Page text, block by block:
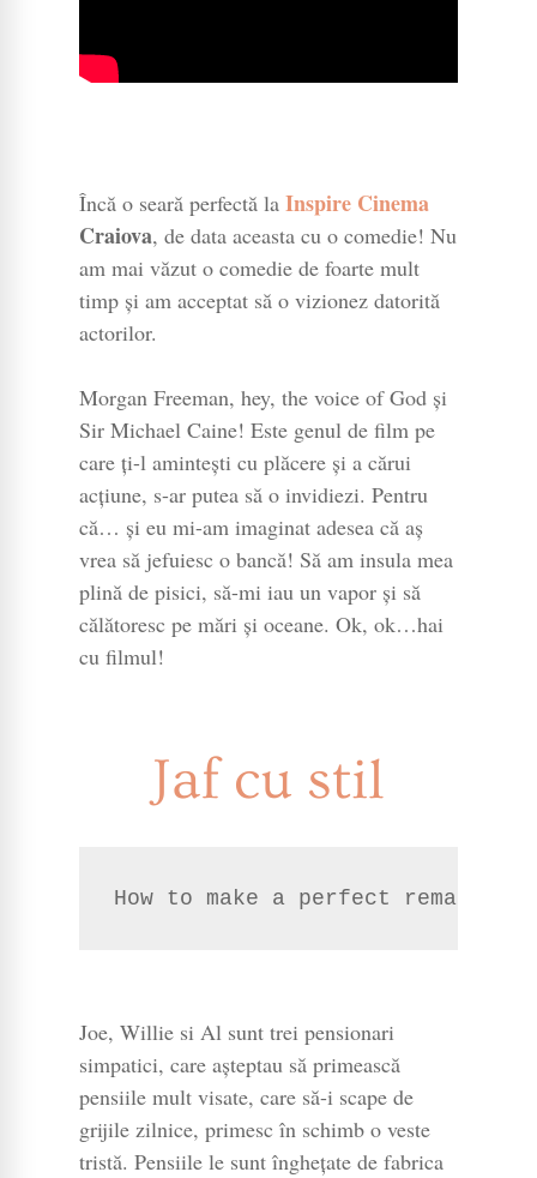
Încă o seară perfectă la Inspire Cinema
Craiova, de data aceasta cu o comedie! Nu
am mai văzut o comedie de foarte mult
timp și am acceptat să o vizionez datorită
actorilor.
Morgan Freeman, hey, the voice of God și
Sir Michael Caine! Este genul de film pe
care ți-l amintești cu plăcere și a cărui
acțiune, s-ar putea să o invidiezi. Pentru
că… și eu mi-am imaginat adesea că aș
vrea să jefuiesc o bancă! Să am insula mea
plină de pisici, să-mi iau un vapor și să
călătoresc pe mări și oceane. Ok, ok…hai
cu filmul!
Jaf cu stil
How to make a perfect remake
Joe, Willie si Al sunt trei pensionari
simpatici, care așteptau să primească
pensiile mult visate, care să-i scape de
grijile zilnice, primesc în schimb o veste
tristă. Pensiile le sunt înghețate de fabrica